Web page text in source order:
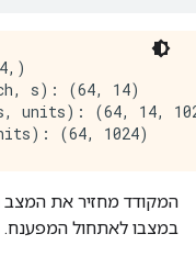
s): (64, 14)
s, units): (64, 14,
המקודד מחזיר את המצב
במצבו לאתחול המפענח.